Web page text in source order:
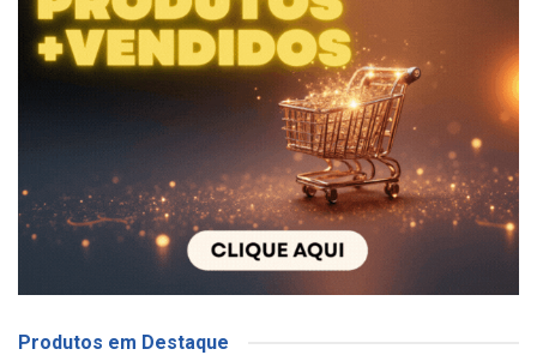
Produtos em Destaque